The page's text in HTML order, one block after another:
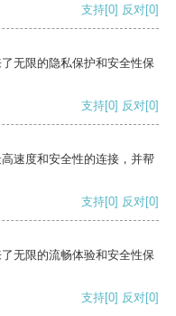
支持[0] 反对[0]
无限的隐私保护和安全性保
支持[0] 反对[0]
速度和安全性的连接，并帮
支持[0] 反对[0]
无限的流畅体验和安全性保
支持[0] 反对[0]